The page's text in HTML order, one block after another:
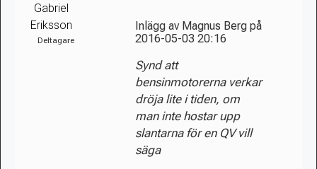
Gabriel
Eriksson
Deltagare
Inlägg av Magnus Berg på
2016-05-03 20:16
Synd att
bensinmotorerna verkar
dröja lite i tiden, om
man inte hostar upp
slantarna för en QV vill
säga